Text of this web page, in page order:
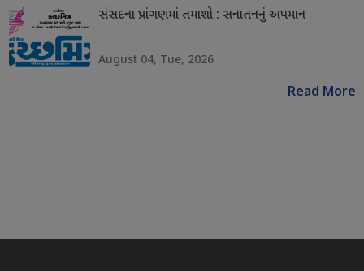
સંસદના પ્રાંગણમાં તમાશો : સનાતનનું અપમાન
August 04, Tue, 2026
Read More